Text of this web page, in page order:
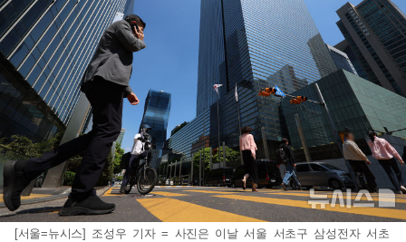
[서울=뉴시스] 조성우 기자 = 사진은 이날 서울 서초구 삼성전자 서초